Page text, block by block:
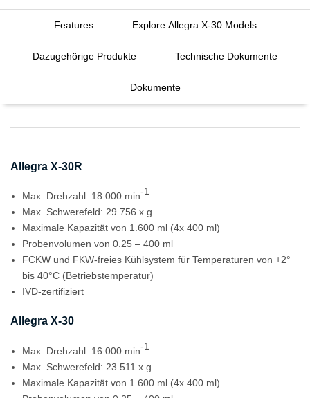
Features Explore Allegra X-30 Models
Dazugehörige Produkte Technische Dokumente
Dokumente
Allegra X-30R
Max. Drehzahl: 18.000 min-1
Max. Schwerefeld: 29.756 x g
Maximale Kapazität von 1.600 ml (4x 400 ml)
Probenvolumen von 0.25 – 400 ml
FCKW und FKW-freies Kühlsystem für Temperaturen von +2°
bis 40°C (Betriebstemperatur)
IVD-zertifiziert
Allegra X-30
Max. Drehzahl: 16.000 min-1
Max. Schwerefeld: 23.511 x g
Maximale Kapazität von 1.600 ml (4x 400 ml)